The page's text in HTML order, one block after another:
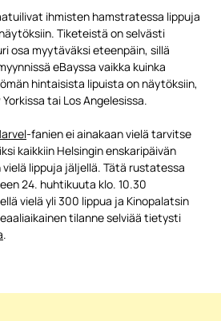
ihmisten hamstratessa lippuja
Tiketeistä on selvästi
osa myytäväksi eteenpäin, sillä
eBayssa vaikka kuinka
hintaisista lipuista on näytöksiin,
tai Los Angelesissa.
-fanien ei ainakaan vielä tarvitse
kaikkiin Helsingin enskaripäivän
lippuja jäljellä. Tätä rustatessa
24. huhtikuuta klo. 10.30
vielä yli 300 lippua ja Kinopalatsin
tilanne selviää tietysti
.